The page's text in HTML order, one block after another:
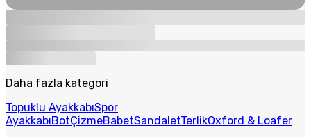
Daha fazla kategori
Topuklu AyakkabıSpor
AyakkabıBotÇizmeBabetSandaletTerlikOxford & Loafer